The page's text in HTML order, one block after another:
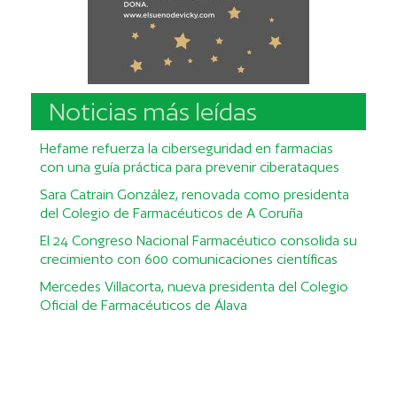
Noticias más leídas
Hefame refuerza la ciberseguridad en farmacias
con una guía práctica para prevenir ciberataques
Sara Catrain González, renovada como presidenta
del Colegio de Farmacéuticos de A Coruña
El 24 Congreso Nacional Farmacéutico consolida su
crecimiento con 600 comunicaciones científicas
Mercedes Villacorta, nueva presidenta del Colegio
Oficial de Farmacéuticos de Álava